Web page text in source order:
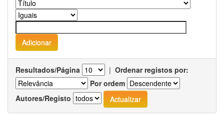
Resultados/Página | Ordenar registos por:
Por ordem
Autores/Registo